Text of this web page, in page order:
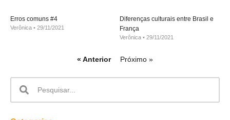
Erros comuns #4
Verônica 29/11/2021
Diferenças culturais entre Brasil e
França
Verônica 29/11/2021
« Anterior Próximo »